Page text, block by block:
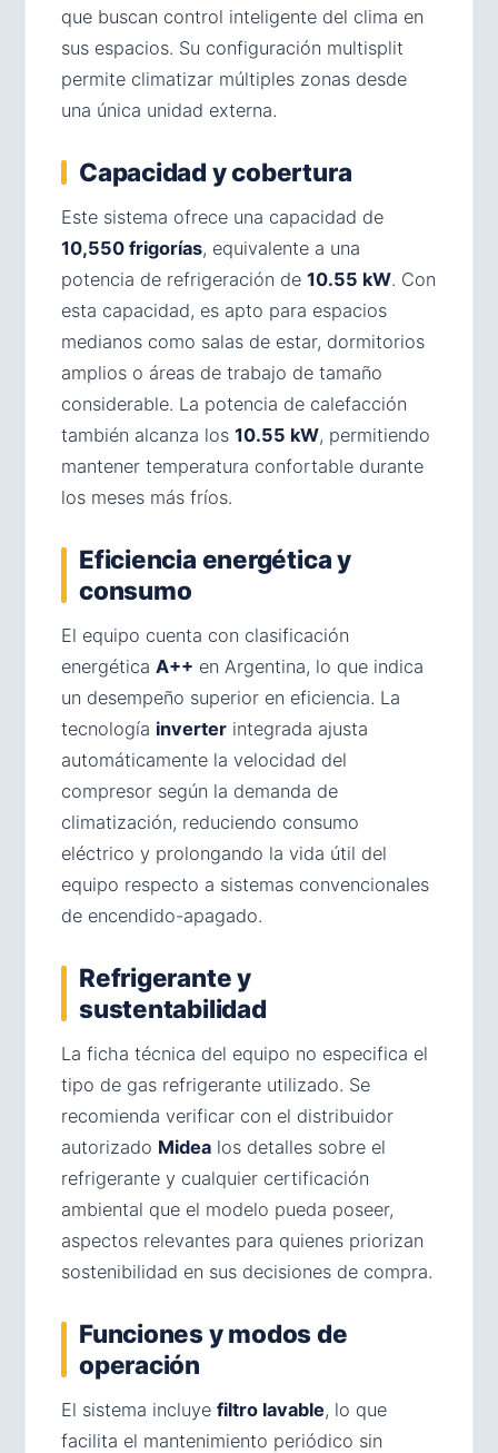
que buscan control inteligente del clima en
sus espacios. Su configuración multisplit
permite climatizar múltiples zonas desde
una única unidad externa.
Capacidad y cobertura
Este sistema ofrece una capacidad de
10,550 frigorías, equivalente a una
potencia de refrigeración de 10.55 kW. Con
esta capacidad, es apto para espacios
medianos como salas de estar, dormitorios
amplios o áreas de trabajo de tamaño
considerable. La potencia de calefacción
también alcanza los 10.55 kW, permitiendo
mantener temperatura confortable durante
los meses más fríos.
Eficiencia energética y
consumo
El equipo cuenta con clasificación
energética A++ en Argentina, lo que indica
un desempeño superior en eficiencia. La
tecnología inverter integrada ajusta
automáticamente la velocidad del
compresor según la demanda de
climatización, reduciendo consumo
eléctrico y prolongando la vida útil del
equipo respecto a sistemas convencionales
de encendido-apagado.
Refrigerante y
sustentabilidad
La ficha técnica del equipo no especifica el
tipo de gas refrigerante utilizado. Se
recomienda verificar con el distribuidor
autorizado Midea los detalles sobre el
refrigerante y cualquier certificación
ambiental que el modelo pueda poseer,
aspectos relevantes para quienes priorizan
sostenibilidad en sus decisiones de compra.
Funciones y modos de
operación
El sistema incluye filtro lavable, lo que
facilita el mantenimiento periódico sin